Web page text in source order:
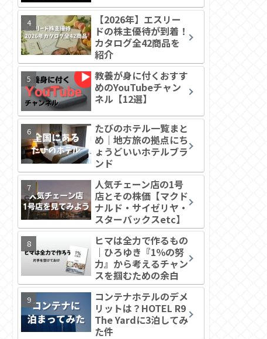
【2026年】エスリー
ドの株主優待が到着！
カタログ全42商品を
紹介
教養が身に付くおすす
めのYouTubeチャン
ネル【12選】
たびのホテル一覧まと
め｜地方旅の拠点にち
ょうどいいホテルブラ
ンド
人気チェーン店の1号
店とその株価【マクド
ナルド・サイゼリヤ・
スターバックスetc】
ヒマは全力で作るもの
｜ひろゆき『1％の努
力』から考えるチャン
スを掴むための余白
コンテナホテルのデメ
リットは？HOTEL R9
The Yardに3泊してみ
た件